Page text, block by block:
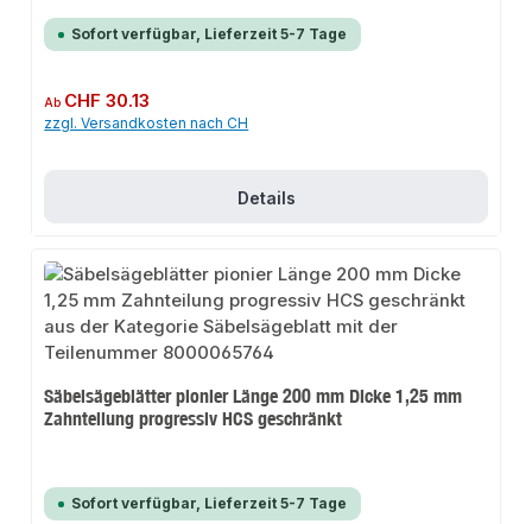
Sofort verfügbar, Lieferzeit 5-7 Tage
Regulärer Preis:
Ab CHF 30.13
zzgl. Versandkosten nach CH
Details
Säbelsägeblätter pionier Länge 200 mm Dicke 1,25 mm
Zahnteilung progressiv HCS geschränkt
Sofort verfügbar, Lieferzeit 5-7 Tage